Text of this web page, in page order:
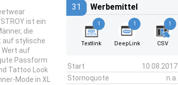
ist ein
die
auf stylische
Wert auf
Passform
Tattoo Look
Mode in XL
31 Werbemittel
1
Textlink
1
DeepLink
1
CSV
Start
10.08.2017
Stornoquote
n.a.